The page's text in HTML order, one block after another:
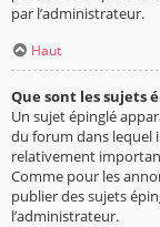
par l’administrateur.
Haut
Que sont les sujets
Un sujet épinglé
du forum dans lequel
relativement
Comme pour les
publier des sujets
l’administrateur.